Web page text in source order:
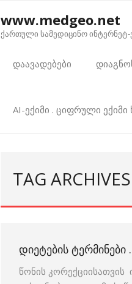
www.medgeo.net
ქართული სამედიცინო
დაავადებები
AI-ექიმი . ციფრული
TAG
ᲓᲘᲔᲢᲔᲑᲘᲡ
წონის კორექციისათვის